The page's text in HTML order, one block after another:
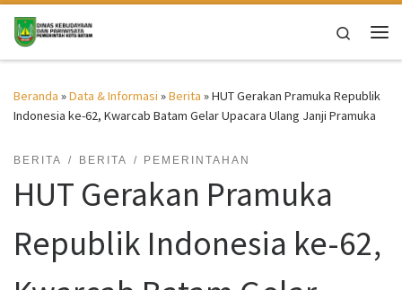
Skip to content
Search
Beranda »Data & Informasi »Berita »HUT Gerakan Pramuka Republik
Indonesia ke-62, Kwarcab Batam Gelar Upacara Ulang Janji Pramuka
BERITA BERITA PEMERINTAHAN
HUT Gerakan Pramuka
Republik Indonesia ke-62,